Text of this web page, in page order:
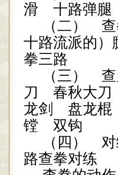
滑 十路弹腿
（二）
十路流派的
拳三路
（三）
刀 春秋大
龙剑 盘龙
镗 双钩
（四）
路查拳对练